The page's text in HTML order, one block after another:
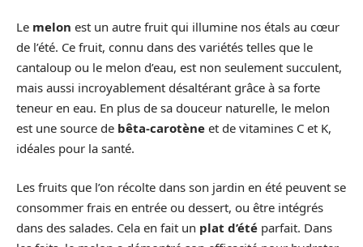
Le melon est un autre fruit qui illumine nos étals au cœur
de l’été. Ce fruit, connu dans des variétés telles que le
cantaloup ou le melon d’eau, est non seulement succulent,
mais aussi incroyablement désaltérant grâce à sa forte
teneur en eau. En plus de sa douceur naturelle, le melon
est une source de bêta-carotène et de vitamines C et K,
idéales pour la santé.
Les fruits que l’on récolte dans son jardin en été peuvent se
consommer frais en entrée ou dessert, ou être intégrés
dans des salades. Cela en fait un plat d’été parfait. Dans